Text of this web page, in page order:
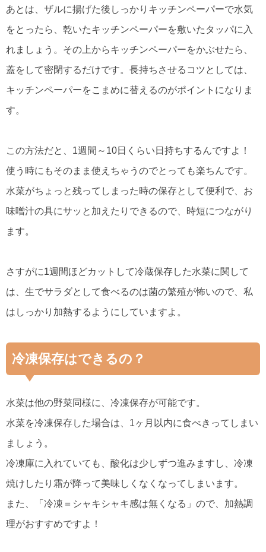
あとは、ザルに揚げた後しっかりキッチンペーパーで水気
をとったら、乾いたキッチンペーパーを敷いたタッパに入
れましょう。その上からキッチンペーパーをかぶせたら、
蓋をして密閉するだけです。長持ちさせるコツとしては、
キッチンペーパーをこまめに替えるのがポイントになりま
す。
この方法だと、1週間～10日くらい日持ちするんですよ！
使う時にもそのまま使えちゃうのでとっても楽ちんです。
水菜がちょっと残ってしまった時の保存として便利で、お
味噌汁の具にサッと加えたりできるので、時短につながり
ます。
さすがに1週間ほどカットして冷蔵保存した水菜に関して
は、生でサラダとして食べるのは菌の繁殖が怖いので、私
はしっかり加熱するようにしていますよ。
冷凍保存はできるの？
水菜は他の野菜同様に、冷凍保存が可能です。
水菜を冷凍保存した場合は、1ヶ月以内に食べきってしまい
ましょう。
冷凍庫に入れていても、酸化は少しずつ進みますし、冷凍
焼けしたり霜が降って美味しくなくなってしまいます。
また、「冷凍＝シャキシャキ感は無くなる」ので、加熱調
理がおすすめですよ！